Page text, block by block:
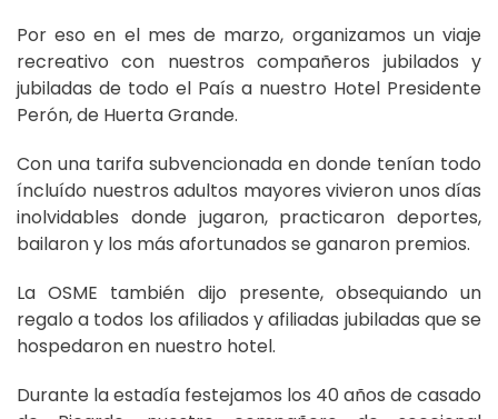
Por eso en el mes de marzo, organizamos un viaje
recreativo con nuestros compañeros jubilados y
jubiladas de todo el País a nuestro Hotel Presidente
Perón, de Huerta Grande.
Con una tarifa subvencionada en donde tenían todo
íncluído nuestros adultos mayores vivieron unos días
inolvidables donde jugaron, practicaron deportes,
bailaron y los más afortunados se ganaron premios.
La OSME también dijo presente, obsequiando un
regalo a todos los afiliados y afiliadas jubiladas que se
hospedaron en nuestro hotel.
Durante la estadía festejamos los 40 años de casado